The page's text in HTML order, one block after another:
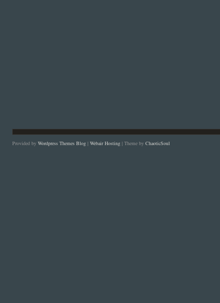
Provided by Wordpress Themes Blog | Webair Hosting | Theme by ChaoticSoul